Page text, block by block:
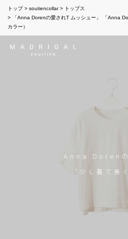
トップ soutiencollar
トップス
「Anna Dorenの愛されT ムッシュー」 「Anna
カラー）
Anna Doren
"少し着て長